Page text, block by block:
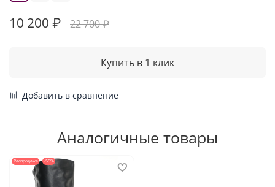
10 200 ₽ 22 700 ₽
Купить в 1 клик
Добавить в сравнение
Аналогичные товары
Распродажа -55%